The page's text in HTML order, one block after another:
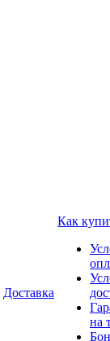
Доставка
Как
на